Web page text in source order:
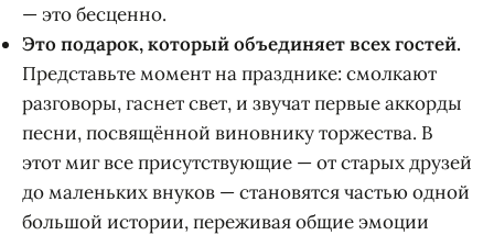
— это бесценно.
Это подарок, который объединяет всех гостей.
Представьте момент на празднике: смолкают
разговоры, гаснет свет, и звучат первые аккорды
песни, посвящённой виновнику торжества. В
этот миг все присутствующие — от старых друзей
до маленьких внуков — становятся частью одной
большой истории, переживая общие эмоции